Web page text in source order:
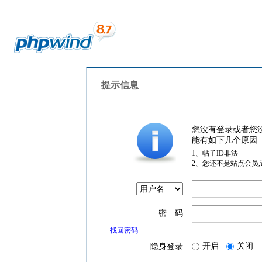
提示信息
您没有登录或者您
能有如下几个原因
1、帖子ID非法
2、您还不是站点会员
密 码
找回密码
隐身登录 开启 关闭